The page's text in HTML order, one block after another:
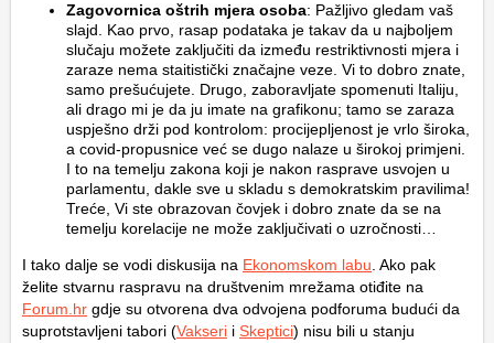
Zagovornica oštrih mjera osoba: Pažljivo gledam vaš
slajd. Kao prvo, rasap podataka je takav da u najboljem
slučaju možete zaključiti da između restriktivnosti mjera i
zaraze nema staitistički značajne veze. Vi to dobro znate,
samo prešućujete. Drugo, zaboravljate spomenuti Italiju,
ali drago mi je da ju imate na grafikonu; tamo se zaraza
uspješno drži pod kontrolom: procijepljenost je vrlo široka,
a covid-propusnice već se dugo nalaze u širokoj primjeni.
I to na temelju zakona koji je nakon rasprave usvojen u
parlamentu, dakle sve u skladu s demokratskim pravilima!
Treće, Vi ste obrazovan čovjek i dobro znate da se na
temelju korelacije ne može zaključivati o uzročnosti…
I tako dalje se vodi diskusija na Ekonomskom labu. Ako pak
želite stvarnu raspravu na društvenim mrežama otiđite na
Forum.hr gdje su otvorena dva odvojena podforuma budući da
suprotstavljeni tabori (Vakseri i Skeptici) nisu bili u stanju